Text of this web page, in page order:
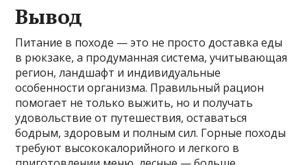
Вывод
Питание в походе — это не просто доставка еды
в рюкзаке, а продуманная система, учитывающая
регион, ландшафт и индивидуальные
особенности организма. Правильный рацион
помогает не только выжить, но и получать
удовольствие от путешествия, оставаться
бодрым, здоровым и полным сил. Горные походы
требуют высококалорийного и легкого в